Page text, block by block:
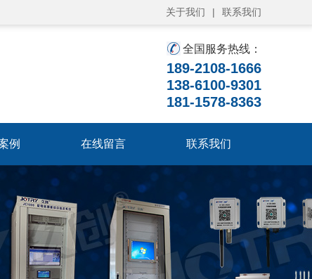
关于我们 | 联系我们
全国服务热线：
189-2108-1666
138-6100-9301
181-1578-8363
例 在线留言 联系我们